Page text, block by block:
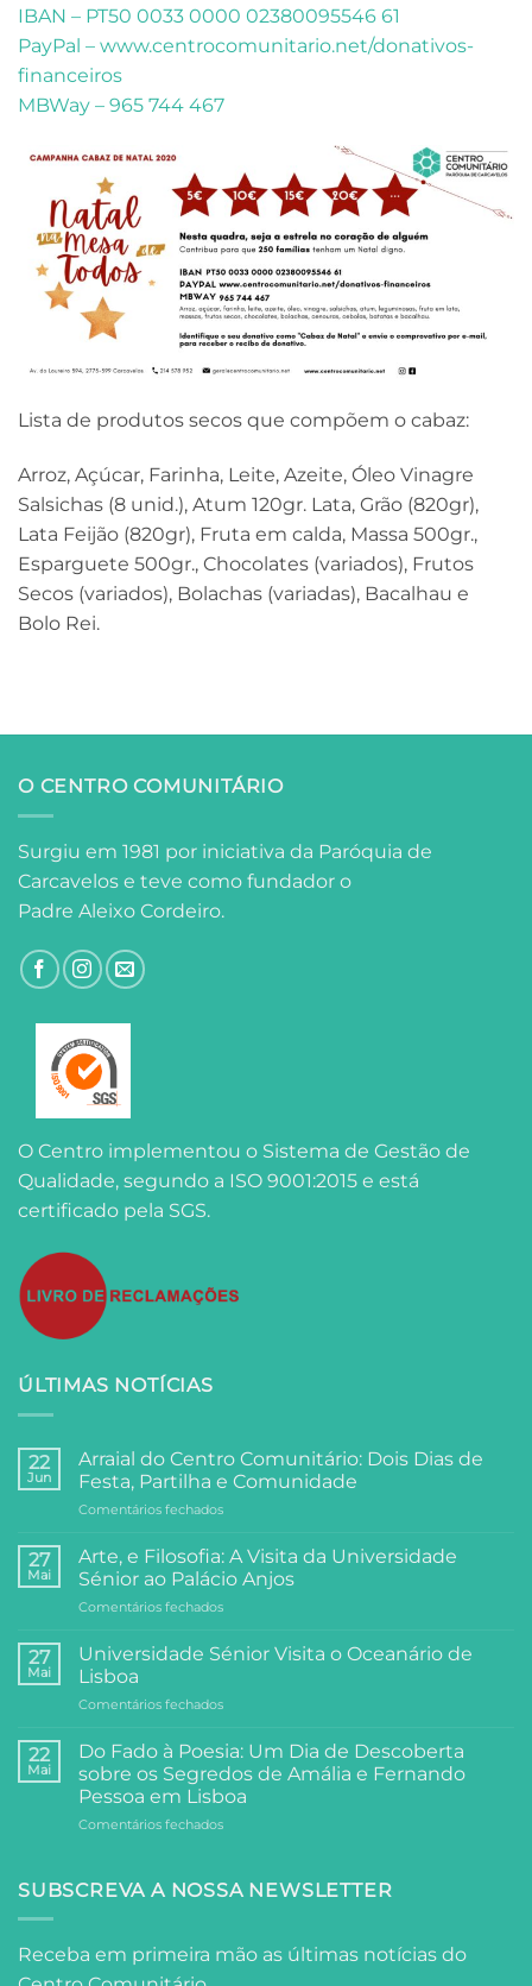
IBAN – PT50 0033 0000 02380095546 61
PayPal – www.centrocomunitario.net/donativos-
financeiros
MBWay – 965 744 467
Lista de produtos secos que compõem o cabaz:
Arroz, Açúcar, Farinha, Leite, Azeite, Óleo Vinagre
Salsichas (8 unid.), Atum 120gr. Lata, Grão (820gr),
Lata Feijão (820gr), Fruta em calda, Massa 500gr.,
Esparguete 500gr., Chocolates (variados), Frutos
Secos (variados), Bolachas (variadas), Bacalhau e
Bolo Rei.
O CENTRO COMUNITÁRIO
Surgiu em 1981 por iniciativa da Paróquia de
Carcavelos e teve como fundador o
Padre Aleixo Cordeiro.
O Centro implementou o Sistema de Gestão de
Qualidade, segundo a ISO 9001:2015 e está
certificado pela SGS.
ÚLTIMAS NOTÍCIAS
22
Jun
Arraial do Centro Comunitário: Dois Dias de
Festa, Partilha e Comunidade
Comentários fechadosem
do
Centro
Comunitário:
Dois
de
e
27
Mai
Arte, e Filosofia: A Visita da Universidade
Sénior ao Palácio Anjos
Comentários fechadosem
e
Filosofia:
Visita
Universidade
Sénior
Palácio
Anjos
27
Mai
Universidade Sénior Visita o Oceanário de
Lisboa
Comentários fechadosem
Sénior
Visita
o
Oceanário
de
22
Mai
Do Fado à Poesia: Um Dia de Descoberta
sobre os Segredos de Amália e Fernando
Pessoa em Lisboa
Comentários fechadosem
à
Dia
de
SUBSCREVA A NOSSA NEWSLETTER
Receba em primeira mão as últimas notícias do